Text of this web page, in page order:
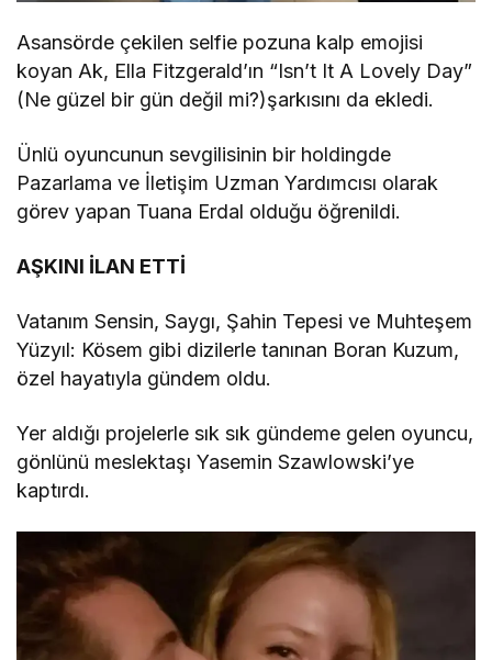
Asansörde çekilen selfie pozuna kalp emojisi
koyan Ak, Ella Fitzgerald’ın “Isn’t It A Lovely Day”
(Ne güzel bir gün değil mi?)şarkısını da ekledi.
Ünlü oyuncunun sevgilisinin bir holdingde
Pazarlama ve İletişim Uzman Yardımcısı olarak
görev yapan Tuana Erdal olduğu öğrenildi.
AŞKINI İLAN ETTİ
Vatanım Sensin, Saygı, Şahin Tepesi ve Muhteşem
Yüzyıl: Kösem gibi dizilerle tanınan Boran Kuzum,
özel hayatıyla gündem oldu.
Yer aldığı projelerle sık sık gündeme gelen oyuncu,
gönlünü meslektaşı Yasemin Szawlowski’ye
kaptırdı.